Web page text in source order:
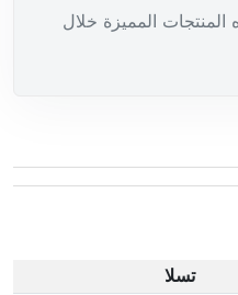
المميزة خلال
لا يمكن إرجاع المنتجات
تسلا